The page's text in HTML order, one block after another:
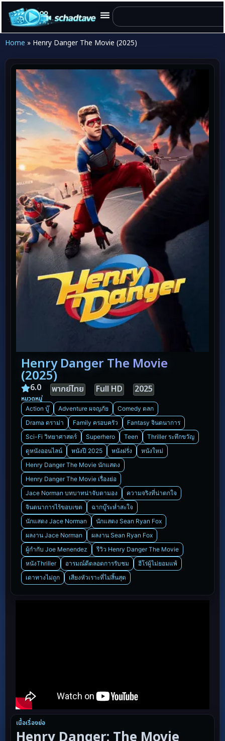
Home » Henry Danger The Movie (2025)
Henry Danger The Movie
(2025)
6.0 พากย์ไทย Full HD 2025
หมวดหมู่
Action บู๊ Adventure ผจญภัย
Comedy ตลก
Drama ดราม่า
Family ครอบครัว
Fantasy จินตนาการ
Sci-Fi วิทยาศาสตร์
Superhero Teen
Thriller ระทึกขวัญ
ดูหนังออนไลน์
หนังปี 2025 หนังฝรั่ง
หนังใหม่
Henry Danger The Movie นักแสดง
Henry Danger The Movie เรื่องย่อ
Jace Norman บทบาทน่าจับตามอง
ความจริงที่น่าตกใจ
จินตนาการไร้ขอบเขต
ฉากบู๊ระห่ำสะใจ
นักแสดง Jace Norman
นักแสดง Sean Ryan Fox
ผลงาน Jace Norman
ผลงาน Sean Ryan Fox
ผู้กำกับ Joe Menendez
รีวิว Henry Danger The Movie
หนังThriller
อารมณ์ดีตลอดการรับชม
ฮีโร่ผู้ไม่ยอมแพ้
เดาทางไม่ถูก
เสียงหัวเราะที่ไม่สิ้นสุด
เนื้อเรื่องย่อ